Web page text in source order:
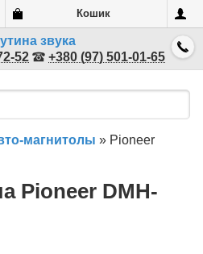
Кошик
52 +380 (97) 501-01-65
магнитолы » Pioneer
Pioneer DMH-